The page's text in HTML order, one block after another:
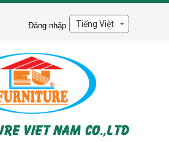
Đăng nhập
VIET NAM CO.,LTD